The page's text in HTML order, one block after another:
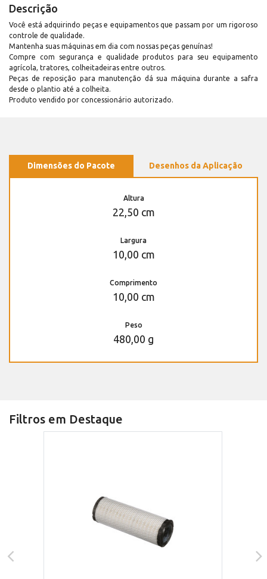
Descrição
Você está adquirindo peças e equipamentos que passam por um rigoroso
controle de qualidade.
Mantenha suas máquinas em dia com nossas peças genuínas!
Compre com segurança e qualidade produtos para seu equipamento
agrícola, tratores, colheitadeiras entre outros.
Peças de reposição para manutenção dá sua máquina durante a safra
desde o plantio até a colheita.
Produto vendido por concessionário autorizado.
Dimensões do Pacote Desenhos da Aplicação
Altura
22,50 cm
Largura
10,00 cm
Comprimento
10,00 cm
Peso
480,00 g
Filtros em Destaque